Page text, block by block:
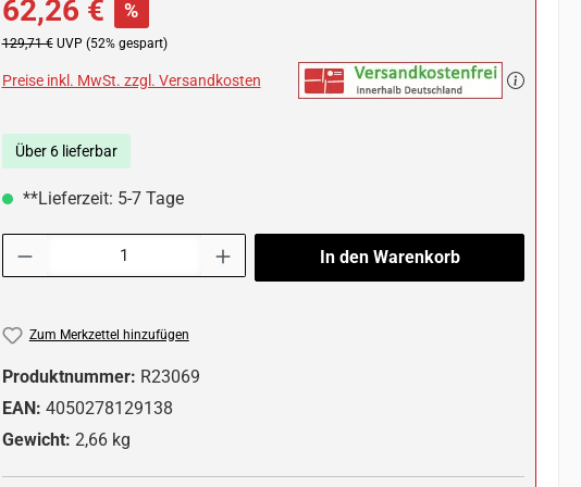
62,26 € %
Regulärer Preis:
129,71 € UVP (52% gespart)
Preise inkl. MwSt. zzgl. Versandkosten
Über 6 lieferbar
**Lieferzeit: 5-7 Tage
In den Warenkorb
Zum Merkzettel hinzufügen
Produktnummer: R23069
EAN: 4050278129138
Gewicht: 2,66 kg